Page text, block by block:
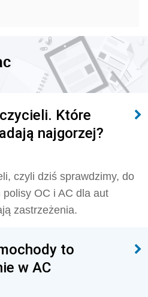
Które
najgorzej?
czyli dziś sprawdzimy, do
OC i AC dla aut
zastrzeżenia.
to
w AC